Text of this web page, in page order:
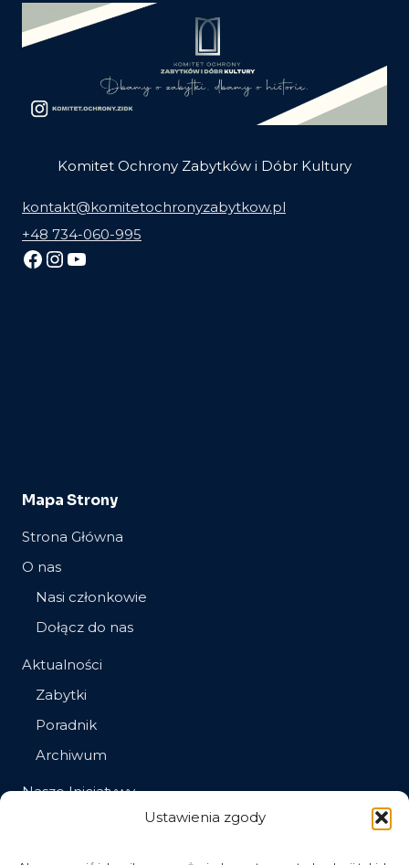
Ustawienia zgody
Komitet Ochrony Zabytków i Dóbr Kultury
kontakt@komitetochronyzabytkow.pl
+48 734-060-995
Facebook
Instagram
YouTube
Mapa Strony
Strona Główna
O nas
Nasi członkowie
Dołącz do nas
Aktualności
Zabytki
Poradnik
Archiwum
Nasze Inicjatywy
Społeczna opieka nad zabytkami